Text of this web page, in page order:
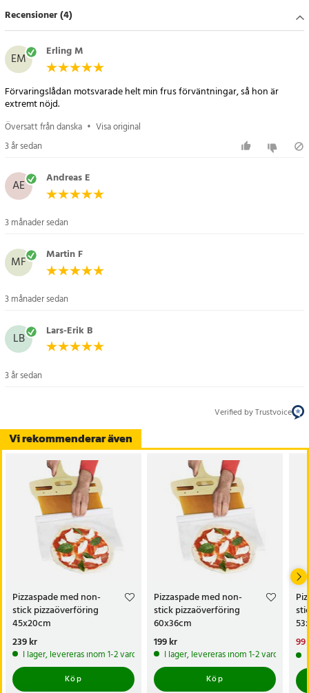
Vi rekommenderar även
Pizzaspade med non-
stick pizzaöverföring
45x20cm
Pris:239 kr
239 kr
I lager, levereras inom 1-2 vardagar
Köp
Pizzaspade med non-
stick pizzaöverföring
60x36cm
Pris:199 kr
199 kr
I lager, levereras inom 1-2 vardagar
Köp
99
99
Recensioner (4)
EM Erling M
Förvaringslådan motsvarade helt min frus förväntningar, så hon är
extremt nöjd.
Översatt från danska • Visa original
3 år sedan
AE Andreas E
3 månader sedan
MF Martin F
3 månader sedan
LB Lars-Erik B
3 år sedan
Verified by Trustvoice